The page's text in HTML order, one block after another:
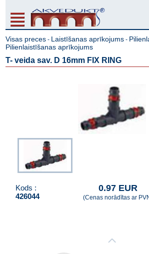
Visas preces - Laistīšanas aprīkojums -
Pilienlaistīšanas aprīkojums
T- veida sav. D 16mm FIX RING
Kods :
426044
0.97 EUR
(Cenas norādītas ar